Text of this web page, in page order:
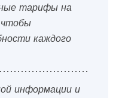
тарифы на
чтобы
каждого
информации и